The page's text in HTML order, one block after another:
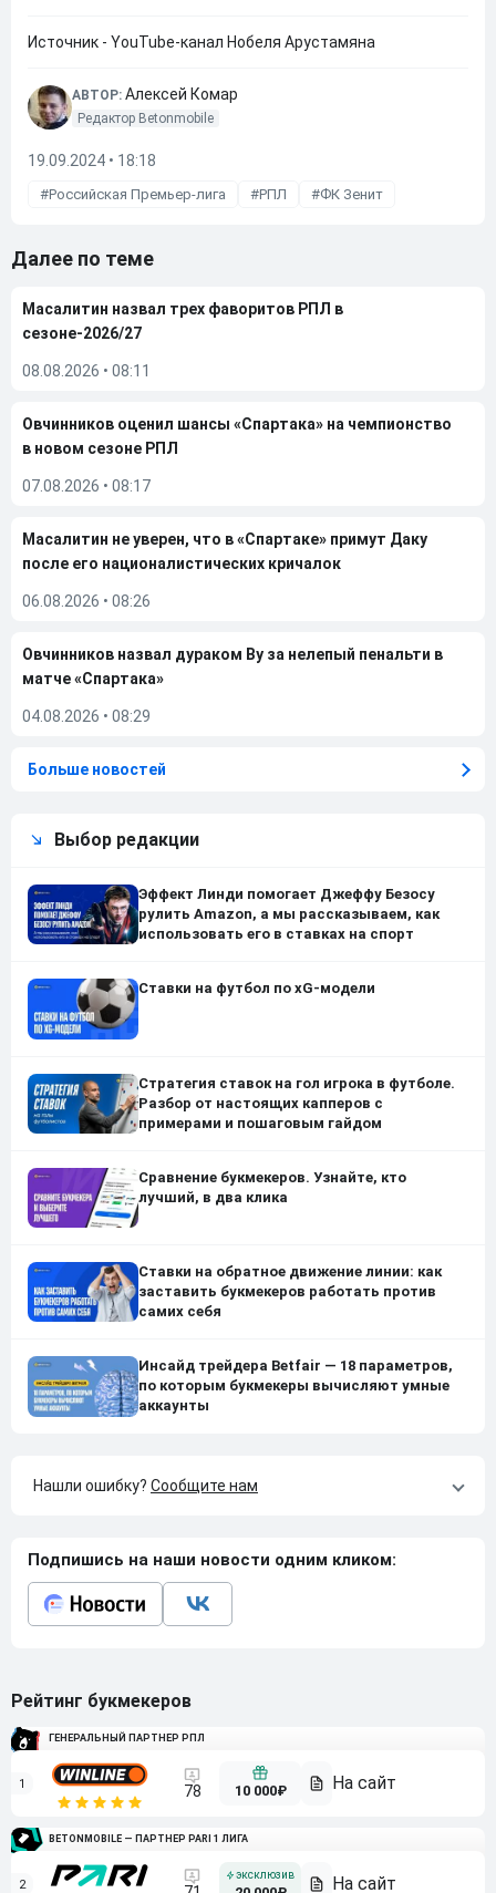
Источник - YouTube-канал Нобеля Арустамяна
АВТОР: Алексей Комар
Редактор Betonmobile
19.09.2024 • 18:18
Российская Премьер-лига РПЛ ФК Зенит
Далее по теме
Масалитин назвал трех фаворитов РПЛ в
сезоне-2026/27
08.08.2026 • 08:11
Овчинников оценил шансы «Спартака» на чемпионство
в новом сезоне РПЛ
07.08.2026 • 08:17
Масалитин не уверен, что в «Спартаке» примут Даку
после его националистических кричалок
06.08.2026 • 08:26
Овчинников назвал дураком Ву за нелепый пенальти в
матче «Спартака»
04.08.2026 • 08:29
Больше новостей
Выбор редакции
Эффект Линди помогает Джеффу Безосу
рулить Amazon, а мы рассказываем, как
использовать его в ставках на спорт
Ставки на футбол по xG-модели
Стратегия ставок на гол игрока в футболе.
Разбор от настоящих капперов с
примерами и пошаговым гайдом
Сравнение букмекеров. Узнайте, кто
лучший, в два клика
Ставки на обратное движение линии: как
заставить букмекеров работать против
самих себя
Инсайд трейдера Betfair — 18 параметров,
по которым букмекеры вычисляют умные
аккаунты
Нашли ошибку? Сообщите нам
Подпишись на наши новости одним кликом:
Рейтинг букмекеров
ГЕНЕРАЛЬНЫЙ ПАРТНЕР РПЛ
1 78 10 000₽
BETONMOBILE — ПАРТНЕР PARI 1 ЛИГА
2